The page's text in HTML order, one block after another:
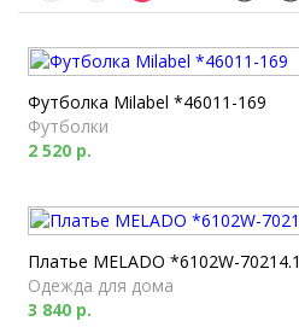
Футболка Milabel *46011-169
Футболки
2 520 р.
Платье MELADO *6102W-
Одежда для дома
3 840 р.